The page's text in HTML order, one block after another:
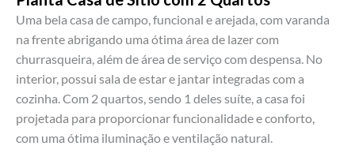
Uma bela casa de campo, funcional e arejada, com varanda
na frente abrigando uma ótima área de lazer com
churrasqueira, além de área de serviço com despensa. No
interior, possui sala de estar e jantar integradas com a
cozinha. Com 2 quartos, sendo 1 deles suíte, a casa foi
projetada para proporcionar funcionalidade e conforto,
com uma ótima iluminação e ventilação natural.